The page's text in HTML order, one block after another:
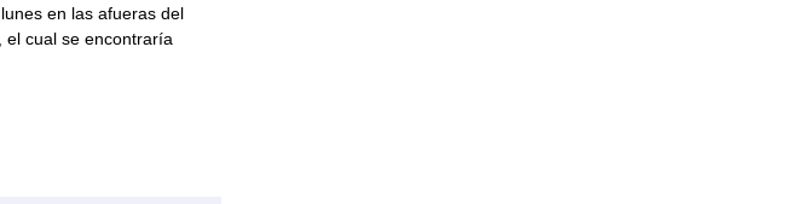
en las afueras del
el cual se encontraría